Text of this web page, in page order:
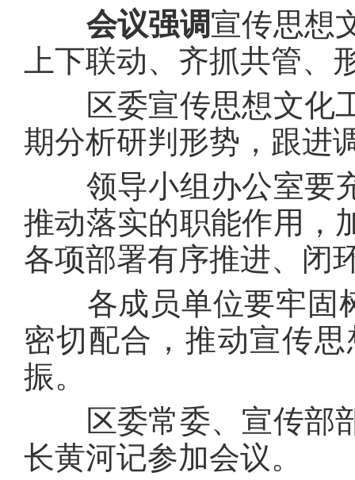
会议强调宣传思想
上下联动、齐抓共管、
区委宣传思想文化工
期分析研判形势，跟进
领导小组办公室要充
推动落实的职能作用，
各项部署有序推进、闭
各成员单位要牢固树
密切配合，推动宣传
振。
区委常委、宣传部部
长黄河记参加会议。